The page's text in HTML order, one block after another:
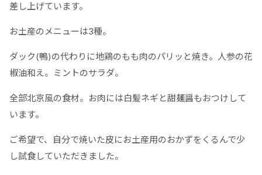
差し上げています。
お土産のメニューは3種。
ダック(鴨)の代わりに地鶏のもも肉のパリッと焼き。人参の花
椒油和え。ミントのサラダ。
全部北京風の食材。お肉には白髪ネギと甜麺醤もおつけして
います。
ご希望で、自分で焼いた皮にお土産用のおかずをくるんで少
し試食していただきました。